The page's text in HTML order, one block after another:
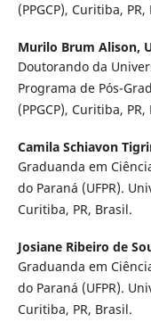
(PPGCP), Curitiba,
Murilo Brum Alison,
Doutorando da
Programa de Pós-
(PPGCP), Curitiba,
Camila Schiavon
Graduanda em
do Paraná (UFPR).
Curitiba, PR, Brasil.
Josiane Ribeiro de
Graduanda em
do Paraná (UFPR).
Curitiba, PR, Brasil.